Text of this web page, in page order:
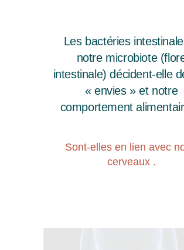
Les bactéries
notre microbiote
intestinale) décident-elle
« envies » et notre
comportement
Sont-elles en lien avec
cerveaux .